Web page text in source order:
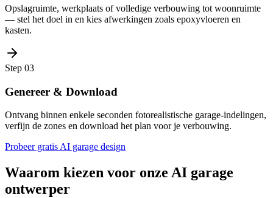
Opslagruimte, werkplaats of volledige verbouwing tot woonruimte
— stel het doel in en kies afwerkingen zoals epoxyvloeren en
kasten.
Step 03
Genereer & Download
Ontvang binnen enkele seconden fotorealistische garage-indelingen,
verfijn de zones en download het plan voor je verbouwing.
Probeer gratis AI garage design
Waarom kiezen voor onze AI garage
ontwerper